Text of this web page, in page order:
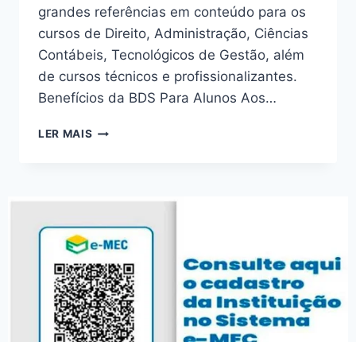
grandes referências em conteúdo para os
cursos de Direito, Administração, Ciências
Contábeis, Tecnológicos de Gestão, além
de cursos técnicos e profissionalizantes.
Benefícios da BDS Para Alunos Aos…
LER MAIS